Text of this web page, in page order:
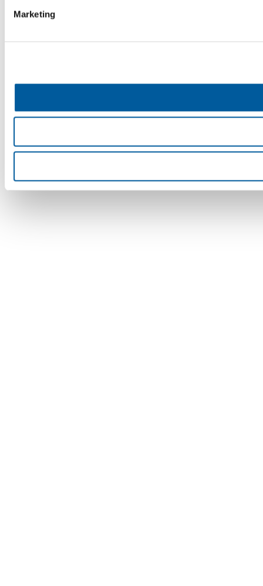
Marketing